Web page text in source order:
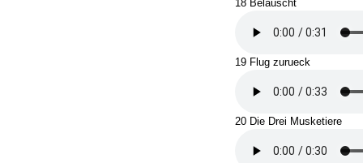
18 Belauscht
19 Flug zurueck
20 Die Drei Musketiere